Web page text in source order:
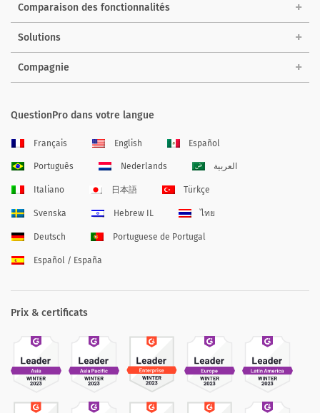
Comparaison des fonctionnalités
Solutions
Compagnie
QuestionPro dans votre langue
Français English Español
Português Nederlands العربية
Italiano 日本語 Türkçe
Svenska Hebrew IL ไทย
Deutsch Portuguese de Portugal
Español / España
Prix & certificats